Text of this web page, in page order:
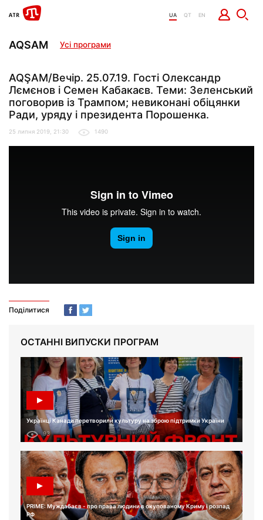
UA QT EN
AQSAM Усі програми
AQŞAM/Вечір. 25.07.19. Гості Олександр
Лємєнов і Семен Кабакаєв. Теми: Зеленський
поговорив із Трампом; невиконані обіцянки
Ради, уряду і президента Порошенка.
25 липня 2019, 21:30 1490
Поділитися
ОСТАННІ ВИПУСКИ ПРОГРАМ
Українці Канади перетворили культуру на зброю підтримки України
93
PRIME: Муждабаєв - про права людини в окупованому Криму і розпад
РФ